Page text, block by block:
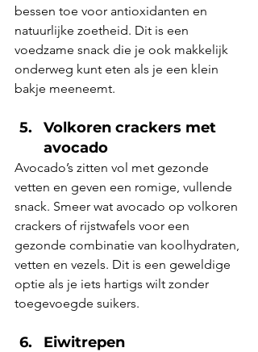
bessen toe voor antioxidanten en
natuurlijke zoetheid. Dit is een
voedzame snack die je ook makkelijk
onderweg kunt eten als je een klein
bakje meeneemt.
Volkoren crackers met
avocado
Avocado’s zitten vol met gezonde
vetten en geven een romige, vullende
snack. Smeer wat avocado op volkoren
crackers of rijstwafels voor een
gezonde combinatie van koolhydraten,
vetten en vezels. Dit is een geweldige
optie als je iets hartigs wilt zonder
toegevoegde suikers.
Eiwitrepen